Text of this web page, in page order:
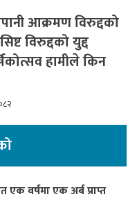
आक्रमण विरुद्दको
विरुद्दको युद्द
हामीले किन
वर्षमा एक अर्ब प्राप्त